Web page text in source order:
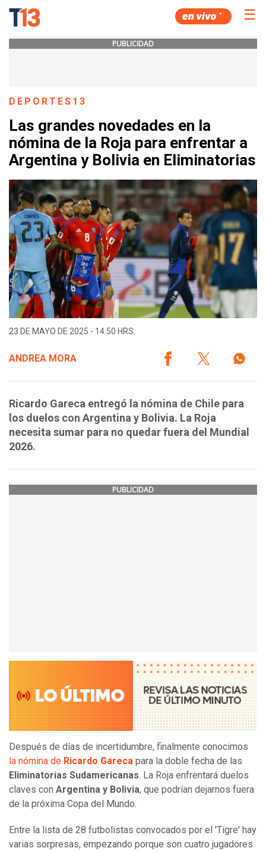
☰
PUBLICIDAD
DEPORTES13
Las grandes novedades en la
nómina de la Roja para enfrentar a
Argentina y Bolivia en Eliminatorias
23 DE MAYO DE 2025 - 14:50 HRS.
ANDREA MORA
Ricardo Gareca entregó la nómina de Chile para
los duelos con Argentina y Bolivia. La Roja
necesita sumar para no quedar fuera del Mundial
2026.
PUBLICIDAD
Después de días de incertidumbre, finalmente conocimos
la nómina de Ricardo Gareca para la doble fecha de las
Eliminatorias Sudamericanas. La Roja enfrentará duelos
claves con Argentina y Bolivia, que podrían dejarnos fuera
de la próxima Copa del Mundo.
Entre la lista de 28 futbolistas convocados por el 'Tigre' hay
varias sorpresas, empezando porque son cuatro jugadores